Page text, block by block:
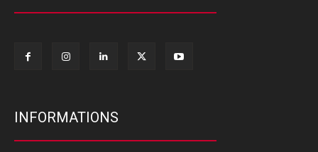
INFORMATIONS